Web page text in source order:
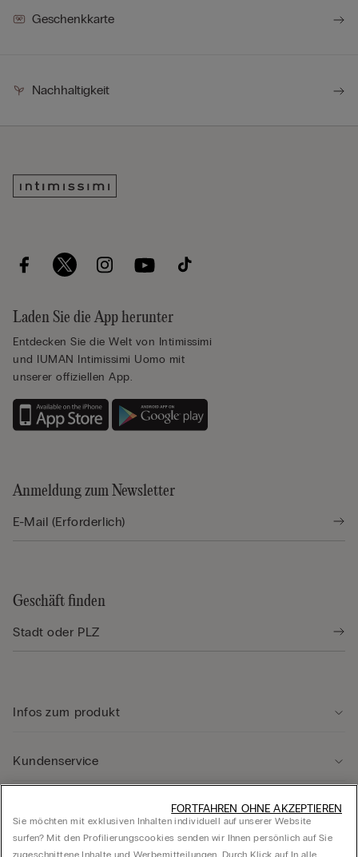
Geschenkkarte
Nachhaltigkeit
Laden Sie die App herunter
Entdecken Sie die Welt von Intimissimi
und IUMAN Intimissimi Uomo mit
unserer offiziellen App.
Anmeldung zum Newsletter
Geschäft finden
Infos zum produkt
Kundenservice
Sie möchten mit exklusiven Inhalten individuell auf unserer Website
surfen? Mit den Profilierungscookies senden wir Ihnen persönlich auf Sie
zugeschnittene Inhalte und Werbemitteilungen. Durch Klick auf In alle
FORTFAHREN OHNE AKZEPTIEREN